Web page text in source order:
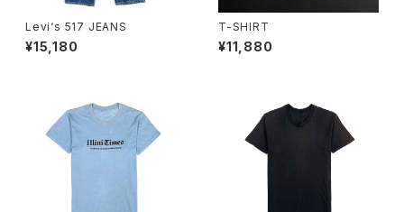
Levi‘s 517 JEANS
¥15,180
T-SHIRT
¥11,880